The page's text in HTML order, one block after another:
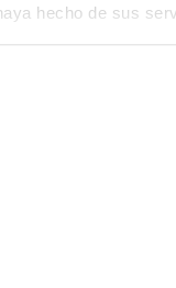
hecho de sus